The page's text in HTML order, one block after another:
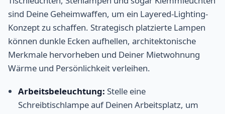
sind Deine Geheimwaffen, um ein Layered-Lighting-
Konzept zu schaffen. Strategisch platzierte Lampen
können dunkle Ecken aufhellen, architektonische
Merkmale hervorheben und Deiner Mietwohnung
Wärme und Persönlichkeit verleihen.
Arbeitsbeleuchtung: Stelle eine
Schreibtischlampe auf Deinen Arbeitsplatz, um